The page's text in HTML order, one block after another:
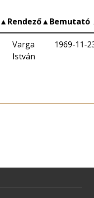
▲Rendező▲Bemutató
Varga
István
1969-11-